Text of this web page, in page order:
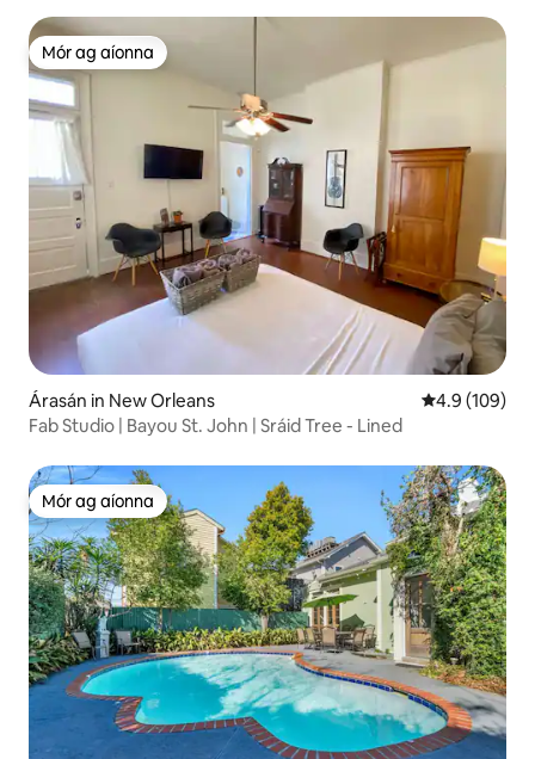
Mór ag aíonna
Mór ag aíonna
Árasán in New Orleans Meánrátáil
4.9 (109)
Fab Studio | Bayou St. John | Sráid Tree - Lined
Mór ag aíonna
Mór ag aíonna